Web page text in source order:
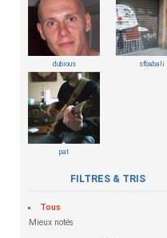
dubious sfbabali
pat
FILTRES & TRIS
Tous
Mieux notés